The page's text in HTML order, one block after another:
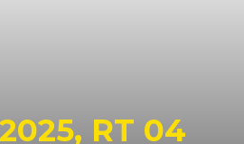
RT 04